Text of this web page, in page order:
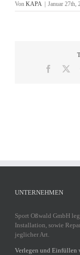
Von KAPA Januar 27th,
UNTERNEHMEN
Sport Oßwald GmbH
Installation, sowie
jeglicher Art.
Verlegen und Einfüllen